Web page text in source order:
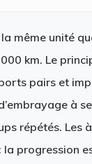
même unité
km. Le
pairs et
à
répétés. Les
progression